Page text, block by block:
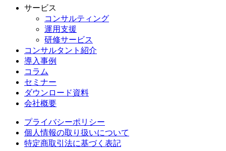
サービス
コンサルティング
運用支援
研修サービス
コンサルタント紹介
導入事例
コラム
セミナー
ダウンロード資料
会社概要
プライバシーポリシー
個人情報の取り扱いについて
特定商取引法に基づく表記